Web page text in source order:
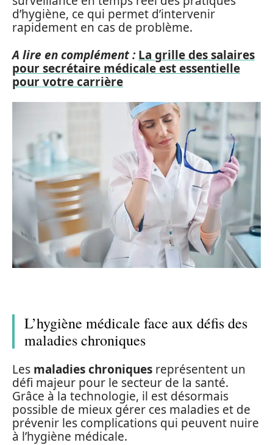
d’hygiène, ce qui permet d’intervenir
rapidement en cas de problème.
A lire en complément : La grille des salaires
pour secrétaire médicale est essentielle
pour votre carrière
L’hygiène médicale face aux défis des
maladies chroniques
Les maladies chroniques représentent un
défi majeur pour le secteur de la santé.
Grâce à la technologie, il est désormais
possible de mieux gérer ces maladies et de
prévenir les complications qui peuvent nuire
à l’hygiène médicale.